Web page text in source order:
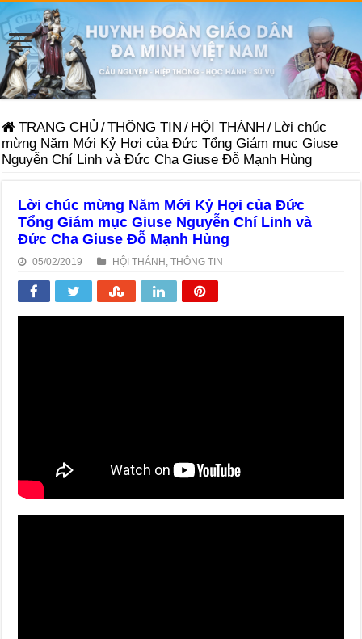
TRANG CHỦ /THÔNG TIN / HỘI THÁNH / Lời chúc
mừng Năm Mới Kỷ Hợi của Đức Tổng Giám mục Giuse
Nguyễn Chí Linh và Đức Cha Giuse Đỗ Mạnh Hùng
Lời chúc mừng Năm Mới Kỷ Hợi của Đức
Tổng Giám mục Giuse Nguyễn Chí Linh và
Đức Cha Giuse Đỗ Mạnh Hùng
05/02/2019 HỘI THÁNH ,THÔNG TIN